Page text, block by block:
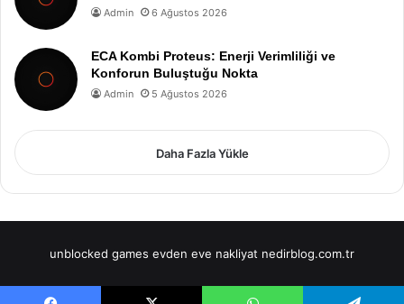
Admin 6 Ağustos 2026
ECA Kombi Proteus: Enerji Verimliliği ve
Konforun Buluştuğu Nokta
Admin 5 Ağustos 2026
Daha Fazla Yükle
unblocked games evden eve nakliyat nedirblog.com.tr